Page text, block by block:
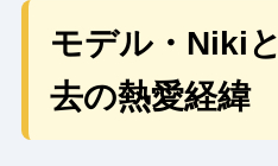
モデル・Niki
去の熱愛経緯